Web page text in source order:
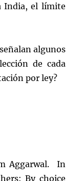
India, el límite
algunos
de cada
por ley?
Aggarwal. In
By choice